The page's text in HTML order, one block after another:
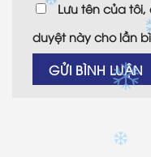
Lưu tên của
duyệt này cho lần